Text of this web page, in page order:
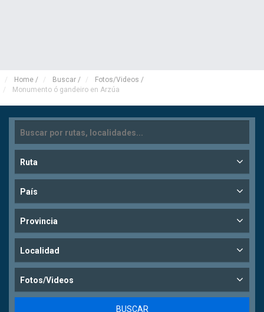
Home / Buscar / Fotos/Videos /
Monumento ó gandeiro en Arzúa
Ruta
País
Provincia
Localidad
Fotos/Videos